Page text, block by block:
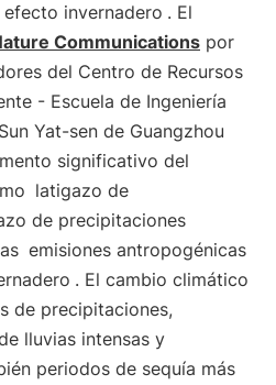
invernadero . El
Communications por
del Centro de Recursos
- Escuela de Ingeniería
Yat-sen de Guangzhou
significativo del
latigazo de
de precipitaciones
emisiones antropogénicas
. El cambio climático
de precipitaciones,
lluvias intensas y
periodos de sequía más